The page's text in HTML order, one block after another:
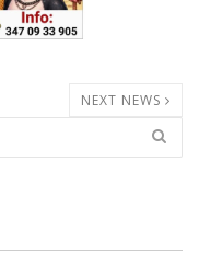
NEXT NEWS